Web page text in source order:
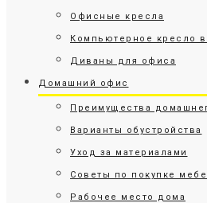
Офисные кресла
Компьютерное кресло
Диваны для офиса
Домашний офис
Преимущества
Варианты обустройства
Уход за материалами
Советы по покупке
Рабочее место дома